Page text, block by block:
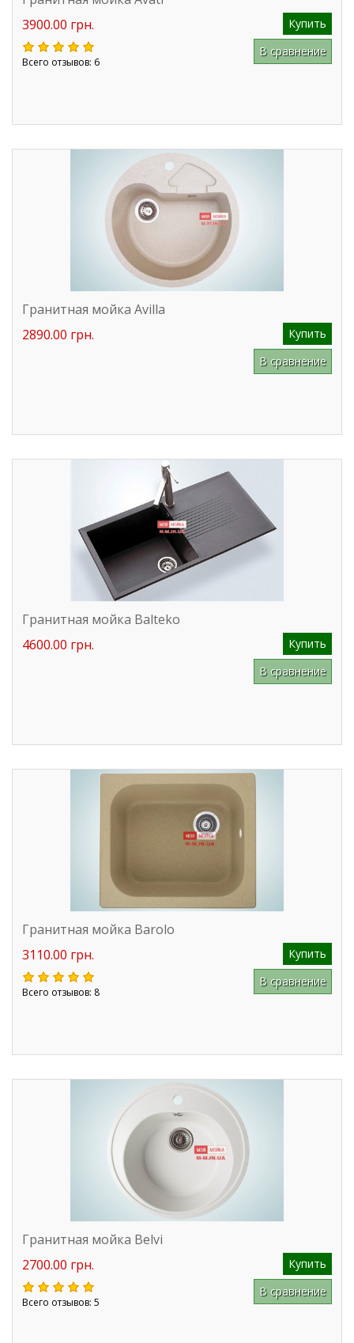
3900.00 грн.
Купить
Всего отзывов: 6
В сравнение
Гранитная мойка Avilla
2890.00 грн.
Купить
В сравнение
Гранитная мойка Balteko
4600.00 грн.
Купить
В сравнение
Гранитная мойка Barolo
3110.00 грн.
Купить
Всего отзывов: 8
В сравнение
Гранитная мойка Belvi
2700.00 грн.
Купить
Всего отзывов: 5
В сравнение